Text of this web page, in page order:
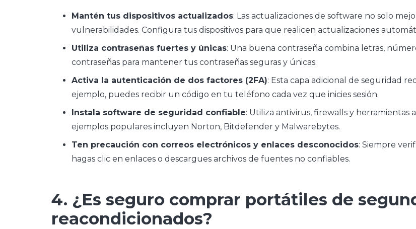
Mantén tus dispositivos actualizados: Las actualizaciones de software no solo
vulnerabilidades. Configura tus dispositivos para que realicen actualizaciones
Utiliza contraseñas fuertes y únicas: Una buena contraseña combina letras,
contraseñas para mantener tus contraseñas seguras y únicas.
Activa la autenticación de dos factores (2FA): Esta capa adicional de seguridad
ejemplo, puedes recibir un código en tu teléfono cada vez que inicies sesión.
Instala software de seguridad confiable: Utiliza antivirus, firewalls y
ejemplos populares incluyen Norton, Bitdefender y Malwarebytes.
Ten precaución con correos electrónicos y enlaces desconocidos: Siempre
hagas clic en enlaces o descargues archivos de fuentes no confiables.
4. ¿Es seguro comprar portátiles de
reacondicionados?